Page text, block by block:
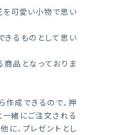
可愛い小物で思い
るものとして思い
品となっておりま
成できるので、押
一緒にご注文される
に、プレゼントとし